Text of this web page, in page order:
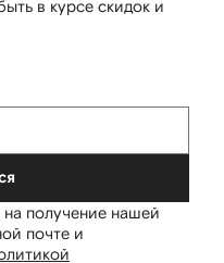
в курсе скидок и
на получение нашей
почте и